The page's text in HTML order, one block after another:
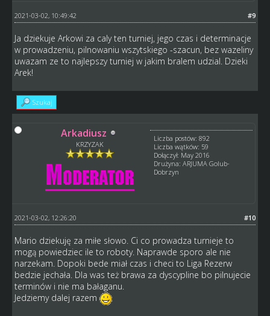
#9
2021-03-02, 10:49:42
Ja dziekuje Arkowi za caly ten turniej, jego czas i determinacje
w prowadzeniu, pilnowaniu wszytskiego -szacun, bez wazeliny
uwazam ze to najlepszy turniej w jakim bralem udzial. Dzieki
Arek!
Szukaj
Arkadiusz
KRZYZAK
Liczba postów: 892
Liczba wątków: 59
Dołączył: May 2016
Drużyna: ARJUMA Golub-
Dobrzyn
#10
2021-03-02, 12:26:20
Mario dziekuję za miłe słowo. Ci co prowadza turnieje to
mogą powiedziec ile to roboty. Naprawde sporo ale nie
narzekam. Dopoki bede miał czas i checi to Liga Rezerw
bedzie jechała. Dla was też brawa za dyscypline bo pilnujecie
terminów i nie ma bałaganu.
Jedziemy dalej razem